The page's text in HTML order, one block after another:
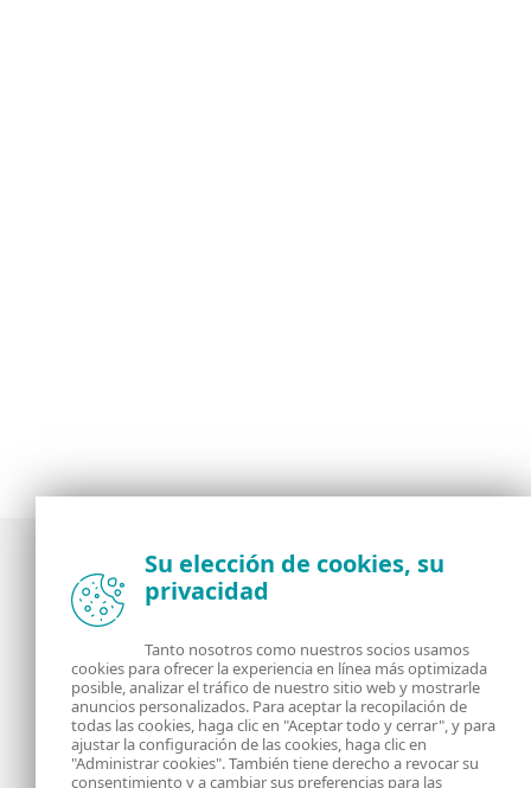
Noticias, opiniones y análisis de la comunidad de
seguridad de ESET
Acerca de RSS Feed
Contáctanos Dirección
Su elección de cookies, su
privacidad
Tanto nosotros como nuestros socios usamos
cookies para ofrecer la experiencia en línea más optimizada
posible, analizar el tráfico de nuestro sitio web y mostrarle
anuncios personalizados. Para aceptar la recopilación de
todas las cookies, haga clic en "Aceptar todo y cerrar", y para
ajustar la configuración de las cookies, haga clic en
"Administrar cookies". También tiene derecho a revocar su
consentimiento y a cambiar sus preferencias para las